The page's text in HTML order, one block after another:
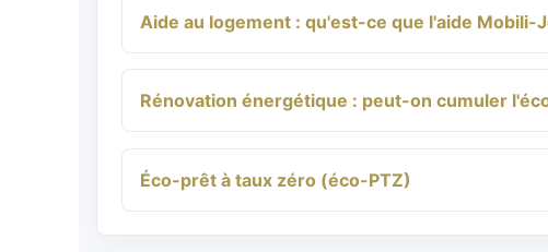
Aide au logement : qu'est-ce que l'aide Mobili-
Rénovation énergétique : peut-on cumuler
Éco-prêt à taux zéro (éco-PTZ)